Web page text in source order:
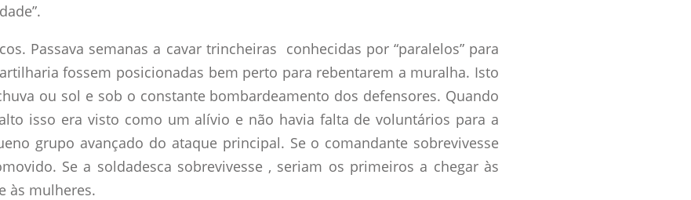
Passava semanas a cavar trincheiras conhecidas por “paralelos” para
fossem posicionadas bem perto para rebentarem a muralha. Isto
ou sol e sob o constante bombardeamento dos defensores. Quando
isso era visto como um alívio e não havia falta de voluntários para a
grupo avançado do ataque principal. Se o comandante sobrevivesse
Se a soldadesca sobrevivesse , seriam os primeiros a chegar às
às mulheres.